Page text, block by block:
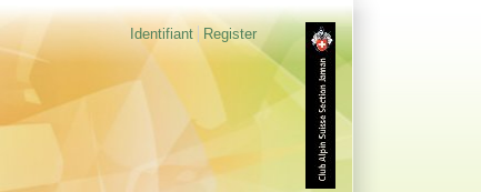
Identifiant Register